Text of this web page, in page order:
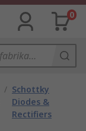
0
/ Schottky
Diodes &
Rectifiers